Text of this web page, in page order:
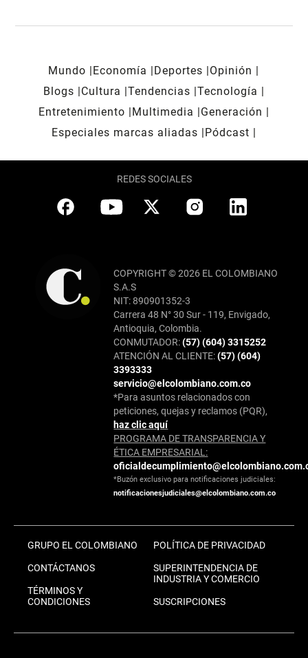
Mundo Economía Deportes
Opinión
Blogs
Cultura Tendencias Tecnología
Entretenimiento
Multimedia
Generación
Especiales marcas aliadas
Pódcast
REDES SOCIALES
COPYRIGHT © 2026 EL COLOMBIANO
S.A.S
NIT: 890901352-3
Carrera 48 N° 30 Sur - 119, Envigado,
Antioquia, Colombia.
CONMUTADOR:(57) (604) 3315252
ATENCIÓN AL CLIENTE:(57) (604)
3393333
servicio@elcolombiano.com.co
*Para asuntos relacionados con
peticiones, quejas y reclamos (PQR),
haz clic aquí
PROGRAMA DE TRANSPARENCIA Y
ÉTICA EMPRESARIAL:
*Buzón exclusivo para notificaciones judiciales:
notificacionesjudiciales@elcolombiano.com.co
GRUPO EL COLOMBIANO
CONTÁCTANOS
TÉRMINOS Y
CONDICIONES
POLÍTICA DE PRIVACIDAD
SUPERINTENDENCIA DE
INDUSTRIA Y COMERCIO
SUSCRIPCIONES